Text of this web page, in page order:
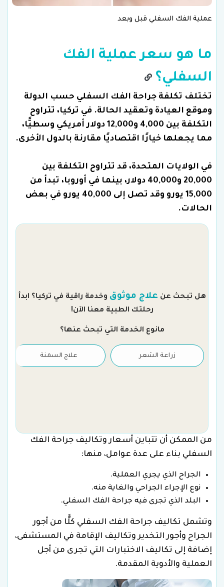
عملية الفك السفلي قبل وبعد
ما هو سعر عملية الفك
السفلي؟
تختلف تكلفة جراحة الفك السفلي حسب الدولة
وموقع العيادة وتعقيد الحالة. في تركيا، تتراوح
التكلفة بين 4,000 و12,000 دولار أمريكي وسطيًّا،
مما يجعلها خيارًا اقتصاديًا مقارنة بالدول الأخرى.
في الولايات المتحدة، قد تتراوح التكلفة بين
20,000 و40,000 دولار، بينما في أوروبا، تبدأ من
15,000 يورو وقد تصل إلى 40,000 يورو في بعض
الحالات.
هل تبحث عن علاج موثوق وخدمة راقية في تركيا؟ ابدأ
رحلتك الطبية معنا الآن!
مانوع الخدمة التي تبحث عنها؟
زراعة الشعر علاج السمنة
من الممكن أن تتباين أسعار وتكاليف جراحة الفك
السفلي بناء على عدة عوامل، منها:
الجراح الذي يجري العملية.
نوع الإجراء الجراحي والغاية منه.
البلد الذي تجرى فيه جراحة الفك السفلي.
وتشمل تكاليف جراحة الفك السفلي كلًّا من أجور
الجراح وأجور التخدير وتكاليف الإقامة في المستشفى،
إضافة إلى تكاليف الاختبارات التي تجرى من أجل
العملية والأدوية المقدمة.